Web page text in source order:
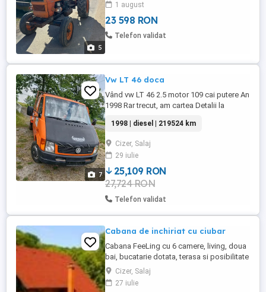
5
1 august
23 598 RON
Telefon validat
7
Vw LT 46 doca
Vând vw LT 46 2.5 motor 109 cai putere An
1998 Rar trecut, am cartea Detalii la
1998 | diesel | 219524 km
Cizer, Salaj
29 iulie
25,109 RON
27,724 RON
Telefon validat
Cabana de inchiriat cu ciubar
Cabana FeeLing cu 6 camere, living, doua
bai, bucatarie dotata, terasa si posibilitate
pentru a gati mancare in ceaun si in plita.
Langa asta mai avem ciubar de 12 pers.,
teren de fotbal, biliard, lac pentru pescuit
Cizer, Salaj
27 iulie